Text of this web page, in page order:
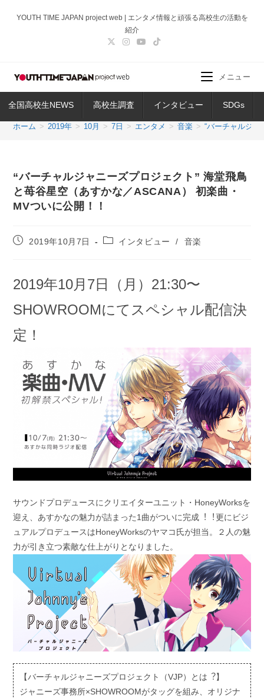
ス
ッ
YOUTH TIME JAPAN project web | エンタメ情報と頑張る高校生の活動を
紹介
全国高校生NEWS 高校生調査 インタビュー SDGs
メニュー
ホーム > 2019年 > 10月 > 7日 > エンタメ > 音楽 > “バーチャルジ
“バーチャルジャニーズプロジェクト” 海堂⾶⿃
と苺⾕星空（あすかな／ASCANA） 初楽曲・
MVついに公開！！
投
日:
2019年10月7日
投
ゴ
ー:
インタビュー / 音楽
2019年10⽉7⽇（⽉）21:30〜
SHOWROOMにてスペシャル配信決
定！
サウンドプロデュースにクリエイターユニット・HoneyWorksを
迎え、あすかなの魅⼒が詰まった1曲がついに完成︕︕更にビジ
ュアルプロデュースはHoneyWorksのヤマコ⽒が担当。２⼈の魅
⼒が引き⽴つ素敵な仕上がりとなりました。
【バーチャルジャニーズプロジェクト（VJP）とは︖】
ジャニーズ事務所×SHOWROOMがタッグを組み、オリジナ